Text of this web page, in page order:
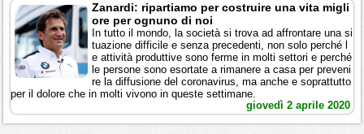
Zanardi: ripartiamo per costruire una vita migli
ore per ognuno di noi
In tutto il mondo, la società si trova ad affrontare una si
tuazione difficile e senza precedenti, non solo perché l
e attività produttive sono ferme in molti settori e perché
le persone sono esortate a rimanere a casa per preveni
re la diffusione del coronavirus, ma anche e soprattutto
per il dolore che in molti vivono in queste settimane.
giovedì 2 aprile 2020